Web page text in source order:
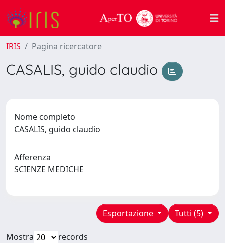
IRIS Pagina ricercatore
CASALIS, guido claudio
Nome completo
CASALIS, guido claudio
Afferenza
SCIENZE MEDICHE
Tutti (5)
Esportazione
Mostra
records